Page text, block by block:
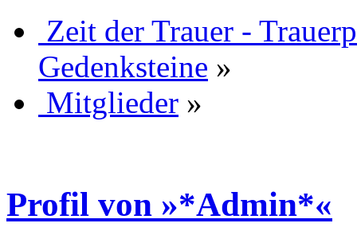
Zeit der Trauer -
Gedenksteine »
Mitglieder »
Profil von »*Admin*«